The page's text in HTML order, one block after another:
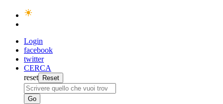
Login
facebook
twitter
CERCA
reset